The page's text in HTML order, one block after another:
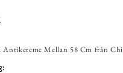
Antikcreme Mellan 58 Cm från